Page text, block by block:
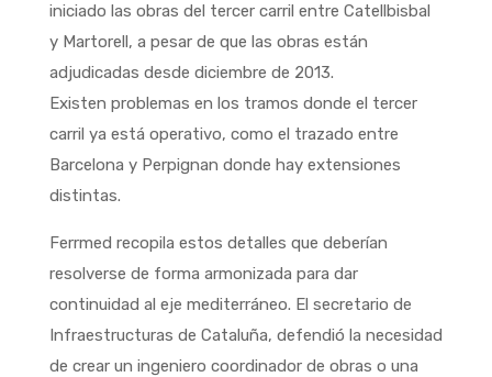
iniciado las obras del tercer carril entre Catellbisbal
y Martorell, a pesar de que las obras están
adjudicadas desde diciembre de 2013.
Existen problemas en los tramos donde el tercer
carril ya está operativo, como el trazado entre
Barcelona y Perpignan donde hay extensiones
distintas.
Ferrmed recopila estos detalles que deberían
resolverse de forma armonizada para dar
continuidad al eje mediterráneo. El secretario de
Infraestructuras de Cataluña, defendió la necesidad
de crear un ingeniero coordinador de obras o una